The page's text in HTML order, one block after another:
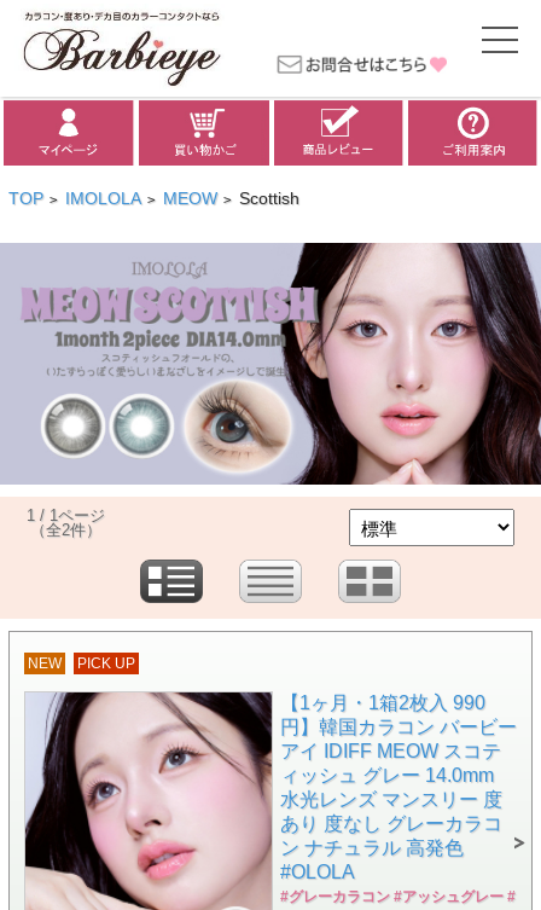
TOP > IMOLOLA > MEOW > Scottish
1 / 1ページ
（全2件）
NEW PICK UP
【1ヶ月・1箱2枚入 990
円】韓国カラコン バービー
アイ IDIFF MEOW スコテ
ィッシュ グレー 14.0mm
水光レンズ マンスリー 度
あり 度なし グレーカラコ
ン ナチュラル 高発色
#OLOLA
#グレーカラコン #アッシュグレー #